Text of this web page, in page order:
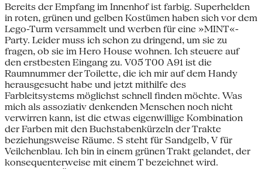
Bereits der Empfang im Innenhof ist farbig. Superhelden
in roten, grünen und gelben Kostümen haben sich vor dem
Lego-Turm versammelt und werben für eine »MINT«-
Party. Leider muss ich schon zu dringend, um sie zu
fragen, ob sie im Hero House wohnen. Ich steuere auf
den erstbesten Eingang zu. V05 T00 A91 ist die
Raumnummer der Toilette, die ich mir auf dem Handy
herausgesucht habe und jetzt mithilfe des
Farbleitsystems möglichst schnell finden möchte. Was
mich als assoziativ denkenden Menschen noch nicht
verwirren kann, ist die etwas eigenwillige Kombination
der Farben mit den Buchstabenkürzeln der Trakte
beziehungsweise Räume. S steht für Sandgelb, V für
Veilchenblau. Ich bin in einem grünen Trakt gelandet, der
konsequenterweise mit einem T bezeichnet wird.